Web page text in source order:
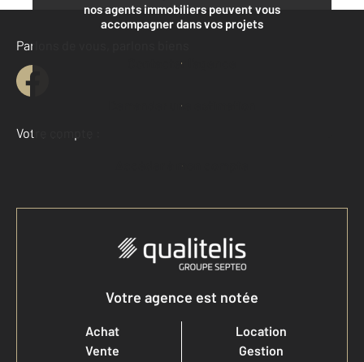
nos agents immobiliers peuvent vous
accompagner dans vos projets
Contacter l'agence
Demander une estimation
Parlons de vous, parlons biens
Votre compte :
Accéder à mon compte
Votre agence est notée
Achat
Vente
Location
Gestion